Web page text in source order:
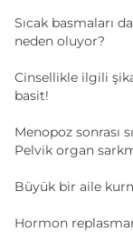
Sıcak basmaları
neden oluyor?
Cinsellikle ilgili
basit!
Menopoz sonrası
Pelvik organ
Büyük bir aile
Hormon